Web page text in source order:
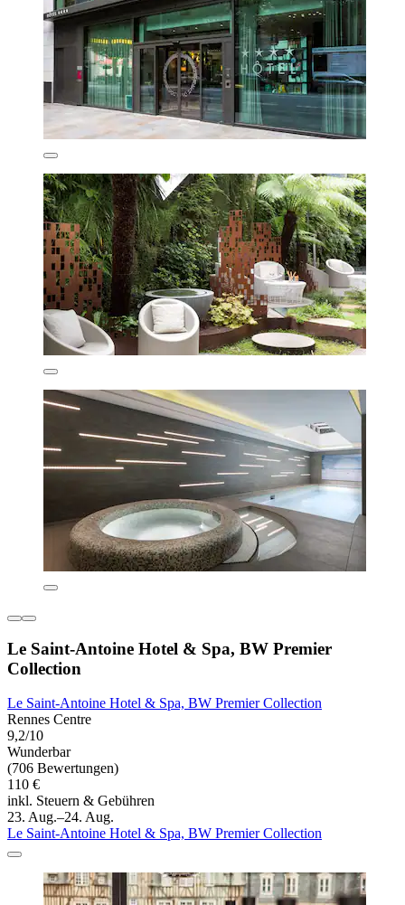
Le Saint-Antoine Hotel & Spa, BW Premier
Collection
Le Saint-Antoine Hotel & Spa, BW Premier Collection
Rennes Centre
9,2/10
Wunderbar
(706 Bewertungen)
110 €
inkl. Steuern & Gebühren
23. Aug.–24. Aug.
Le Saint-Antoine Hotel & Spa, BW Premier Collection